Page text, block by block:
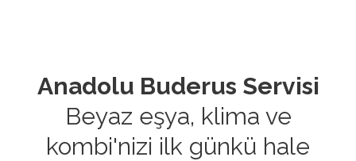
Anadolu Buderus Servisi
Beyaz eşya, klima ve
kombi'nizi ilk günkü hale